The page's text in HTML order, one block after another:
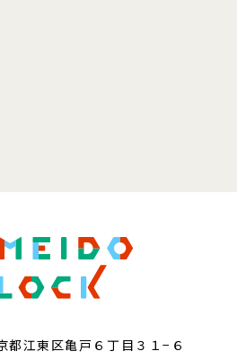
江東区亀戸６丁目３１−６